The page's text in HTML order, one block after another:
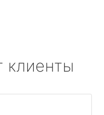
клиенты